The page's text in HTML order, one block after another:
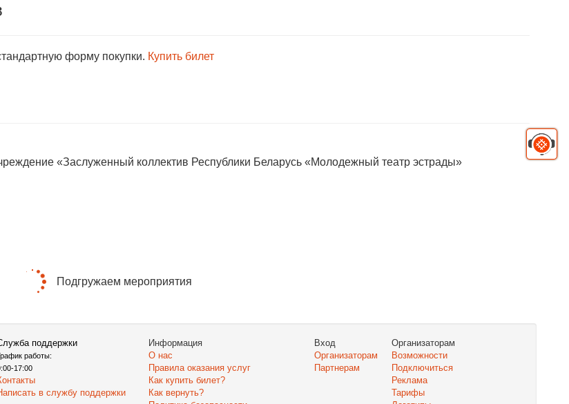
форму покупки. Купить билет
«Заслуженный коллектив Республики Беларусь «Молодежный театр эстрады»
Подгружаем мероприятия
поддержки
работы:
17:00
в службу поддержки
Информация
О нас
Правила оказания услуг
Как купить билет?
Как вернуть?
Вход
Организаторам
Партнерам
Организаторам
Возможности
Подключиться
Реклама
Тарифы